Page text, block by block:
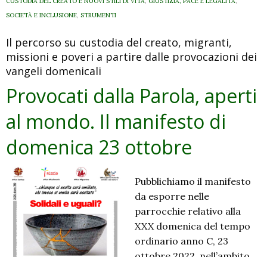
mondo.
manifesto
di
domenica
ottobre
SOCIETÀ E INCLUSIONE, STRUMENTI
Il percorso su custodia del creato, migranti,
missioni e poveri a partire dalle provocazioni dei
vangeli domenicali
Provocati dalla Parola, aperti
al mondo. Il manifesto di
domenica 23 ottobre
Pubblichiamo il manifesto
da esporre nelle
parrocchie relativo alla
XXX domenica del tempo
ordinario anno C, 23